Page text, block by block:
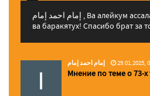
إمام احمد إمام , Ва алейкум ассалам ва рахматуЛлахи
ва баракятух! Спасибо брат за
إمام احمد إمام 29.01.2025,
Мнение по теме о 73-х